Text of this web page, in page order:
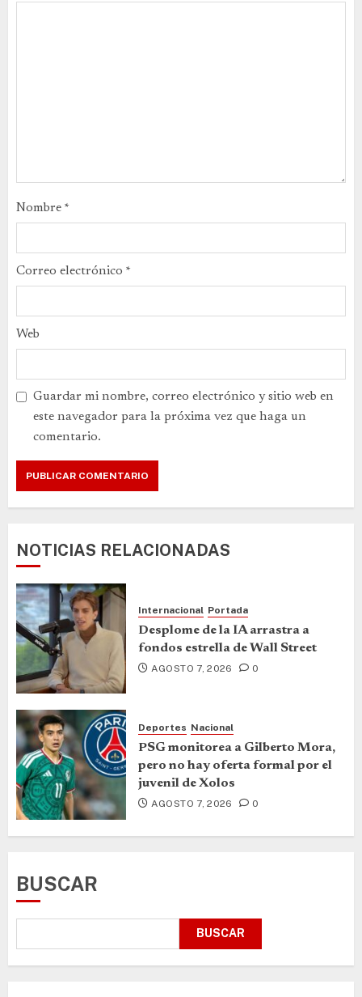
Nombre *
Correo electrónico *
Web
Guardar mi nombre, correo electrónico y sitio web en
este navegador para la próxima vez que haga un
comentario.
NOTICIAS RELACIONADAS
Internacional Portada
Desplome de la IA arrastra a
fondos estrella de Wall Street
AGOSTO 7, 2026 0
Deportes Nacional
PSG monitorea a Gilberto Mora,
pero no hay oferta formal por el
juvenil de Xolos
AGOSTO 7, 2026 0
BUSCAR
BUSCAR